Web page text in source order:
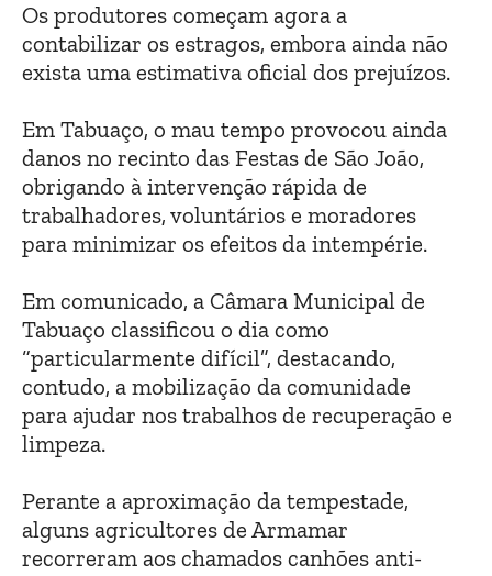
Os produtores começam agora a
contabilizar os estragos, embora ainda não
exista uma estimativa oficial dos prejuízos.
Em Tabuaço, o mau tempo provocou ainda
danos no recinto das Festas de São João,
obrigando à intervenção rápida de
trabalhadores, voluntários e moradores
para minimizar os efeitos da intempérie.
Em comunicado, a Câmara Municipal de
Tabuaço classificou o dia como
“particularmente difícil”, destacando,
contudo, a mobilização da comunidade
para ajudar nos trabalhos de recuperação e
limpeza.
Perante a aproximação da tempestade,
alguns agricultores de Armamar
recorreram aos chamados canhões anti-